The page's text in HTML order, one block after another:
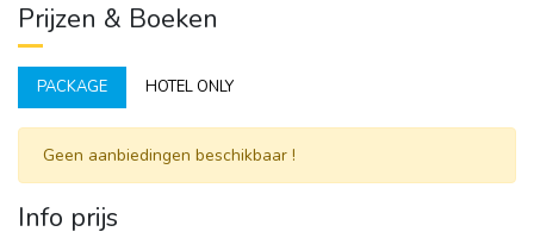
Prijzen & Boeken
PACKAGE HOTEL ONLY
Geen aanbiedingen beschikbaar !
Info prijs